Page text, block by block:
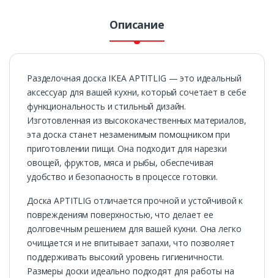
Описание
Разделочная доска ІКЕА APTITLIG — это идеальный
аксессуар для вашей кухни, который сочетает в себе
функциональность и стильный дизайн.
Изготовленная из высококачественных материалов,
эта доска станет незаменимым помощником при
приготовлении пищи. Она подходит для нарезки
овощей, фруктов, мяса и рыбы, обеспечивая
удобство и безопасность в процессе готовки.
Доска APTITLIG отличается прочной и устойчивой к
повреждениям поверхностью, что делает ее
долговечным решением для вашей кухни. Она легко
очищается и не впитывает запахи, что позволяет
поддерживать высокий уровень гигиеничности.
Размеры доски идеально подходят для работы на